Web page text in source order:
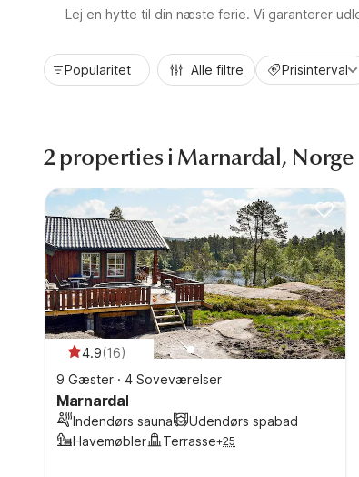
Lej en hytte til din næste ferie. Vi garanterer
Popularitet Alle filtre Prisinterval
2 properties i Marnardal, Norge
4.9(16)
9 Gæster · 4 Soveværelser
Marnardal
Indendørs sauna
Udendørs spabad
Havemøbler
Terrasse+25